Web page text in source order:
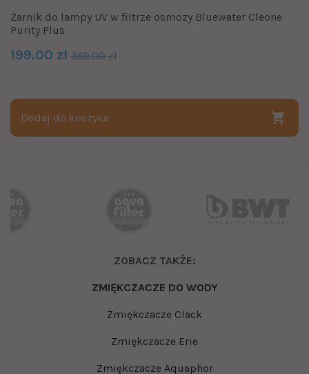
Żarnik do lampy UV w filtrze osmozy Bluewater Cleone
Purity Plus
199.00 zł 369.00 zł
Dodaj do koszyka
ZOBACZ TAKŻE:
ZMIĘKCZACZE DO WODY
Zmiękczacze Clack
Zmiękczacze Erie
Zmiękczacze Aquaphor